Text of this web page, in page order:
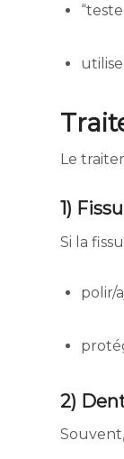
Le
1)
Si la
polir/
2)